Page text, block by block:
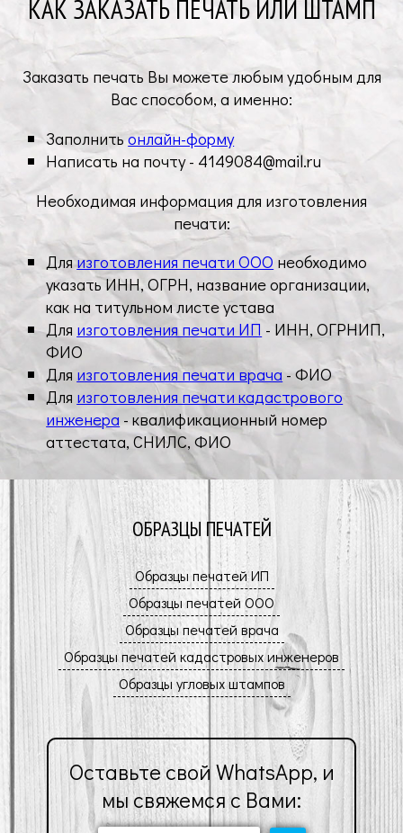
КАК ЗАКАЗАТЬ ПЕЧАТЬ ИЛИ ШТАМП
Заказать печать Вы можете любым удобным для
Вас способом, а именно:
Заполнитьонлайн-форму
Написать на почту - 4149084@mail.ru
Необходимая информация для изготовления
печати:
Дляизготовления печати ООО необходимо
указать ИНН, ОГРН, название организации,
как на титульном листе устава
Для изготовления печати ИП - ИНН, ОГРНИП,
ФИО
Для изготовления печати врача - ФИО
Для изготовления печати кадастрового
инженера - квалификационный номер
аттестата, СНИЛС, ФИО
ОБРАЗЦЫ ПЕЧАТЕЙ
Оставьте свой WhatsApp, и
мы свяжемся с Вами: